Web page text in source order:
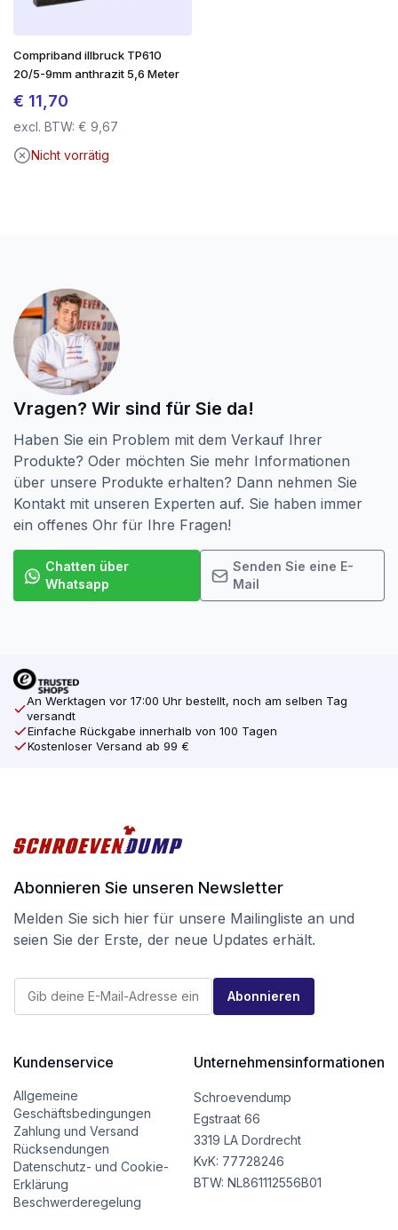
Compriband illbruck TP610
20/5-9mm anthrazit 5,6 Meter
€ 11,70
excl. BTW: € 9,67
Nicht vorrätig
Vragen? Wir sind für Sie da!
Haben Sie ein Problem mit dem Verkauf Ihrer
Produkte? Oder möchten Sie mehr Informationen
über unsere Produkte erhalten? Dann nehmen Sie
Kontakt mit unseren Experten auf. Sie haben immer
ein offenes Ohr für Ihre Fragen!
Chatten über
Whatsapp
Senden Sie eine E-
Mail
An Werktagen vor 17:00 Uhr bestellt, noch am selben Tag
versandt
Einfache Rückgabe innerhalb von 100 Tagen
Kostenloser Versand ab 99 €
Abonnieren Sie unseren Newsletter
Melden Sie sich hier für unsere Mailingliste an und
seien Sie der Erste, der neue Updates erhält.
M
l
-
M
a
i
l
E
M
l
Abonnieren
Kundenservice
Allgemeine
Geschäftsbedingungen
Zahlung und Versand
Rücksendungen
Datenschutz- und Cookie-
Erklärung
Beschwerderegelung
Unternehmensinformationen
Schroevendump
Egstraat 66
3319 LA Dordrecht
KvK: 77728246
BTW: NL861112556B01